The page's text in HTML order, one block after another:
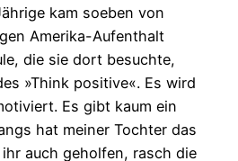
kam soeben von
Amerika-Aufenthalt
die sie dort besuchte,
»Think positive«. Es wird
Es gibt kaum ein
hat meiner Tochter das
auch geholfen, rasch die